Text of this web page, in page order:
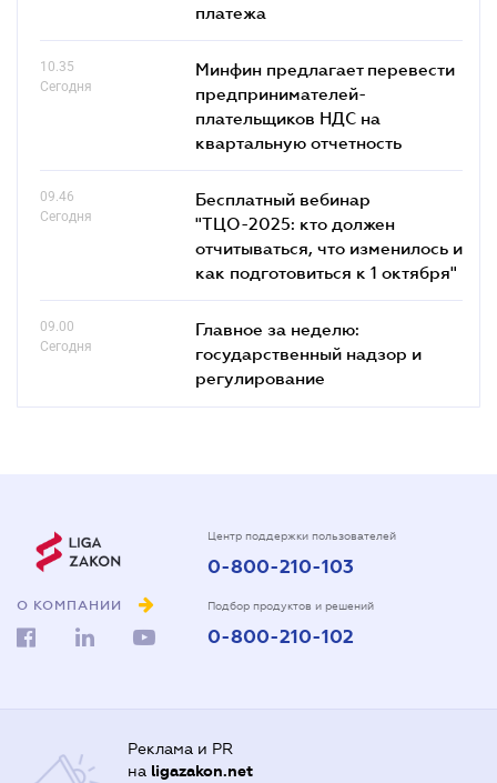
платежа
10.35
Сегодня
Минфин предлагает перевести
предпринимателей-
плательщиков НДС на
квартальную отчетность
09.46
Сегодня
Бесплатный вебинар
"ТЦО-2025: кто должен
отчитываться, что изменилось и
как подготовиться к 1 октября"
09.00
Сегодня
Главное за неделю:
государственный надзор и
регулирование
О КОМПАНИИ
Центр поддержки пользователей
0-800-210-103
Подбор продуктов и решений
0-800-210-102
Реклама и PR
на ligazakon.net